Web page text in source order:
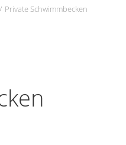
/ Private Schwimmbecken